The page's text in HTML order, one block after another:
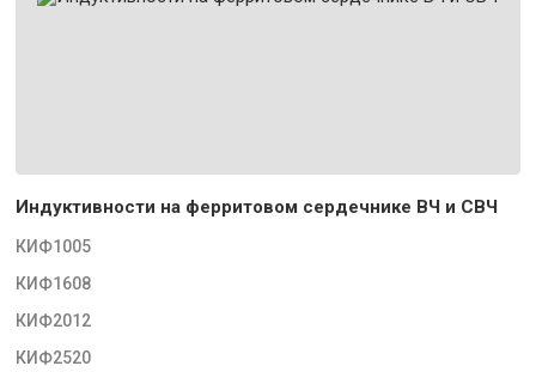
Индуктивности на ферритовом сердечнике ВЧ и СВЧ
КИФ1005
КИФ1608
КИФ2012
КИФ2520